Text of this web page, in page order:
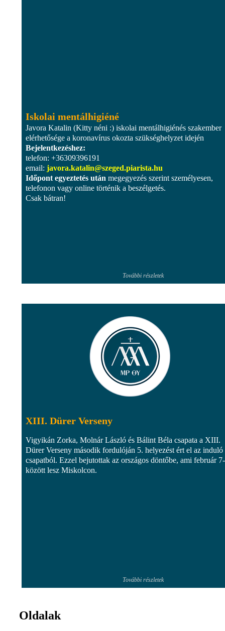
Iskolai mentálhigiéné
Javora Katalin (Kitty néni :) iskolai mentálhigiénés szakember
elérhetősége a koronavírus okozta szükséghelyzet idején
Bejelentkezéshez:
telefon: +36309396191
email: javora.katalin@szeged.piarista.hu
Időpont egyeztetés után megegyezés szerint személyesen,
telefonon vagy online történik a beszélgetés.
Csak bátran!
További részletek
XIII. Dürer Verseny
Vigyikán Zorka, Molnár László és Bálint Béla csapata a XIII.
Dürer Verseny második fordulóján 5. helyezést ért el az induló
csapatból. Ezzel bejutottak az országos döntőbe, ami február
között lesz Miskolcon.
További részletek
Oldalak